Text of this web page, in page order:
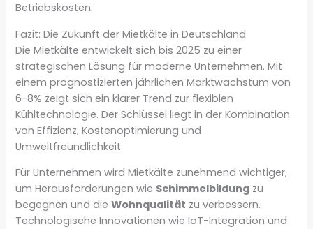
Betriebskosten.
Fazit: Die Zukunft der Mietkälte in Deutschland
Die Mietkälte entwickelt sich bis 2025 zu einer
strategischen Lösung für moderne Unternehmen. Mit
einem prognostizierten jährlichen Marktwachstum von
6-8% zeigt sich ein klarer Trend zur flexiblen
Kühltechnologie. Der Schlüssel liegt in der Kombination
von Effizienz, Kostenoptimierung und
Umweltfreundlichkeit.
Für Unternehmen wird Mietkälte zunehmend wichtiger,
um Herausforderungen wie Schimmelbildung zu
begegnen und dieWohnqualität zu verbessern.
Technologische Innovationen wie IoT-Integration und